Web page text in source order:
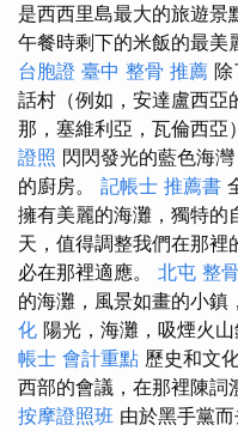
是西西里島最大的旅遊
午餐時剩下的米飯的最
台胞證 臺中 整骨 推薦
話村（例如，安達盧西亞
那，塞維利亞，瓦倫西亞
證照 閃閃發光的藍色海
的廚房。 記帳士 推薦書
擁有美麗的海灘，獨特的
天，值得調整我們在那裡
必在那裡適應。 北屯 整骨
的海灘，風景如畫的小鎮
化 陽光，海灘，吸煙火
帳士 會計重點 歷史和文
西部的會議，在那裡陳詞
按摩證照班 由於黑手黨